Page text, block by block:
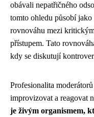
obávali nepatřičného
tomto ohledu působí
rovnováhu mezi
přístupem. Tato
kdy se diskutují
Profesionalita
improvizovat a reagovat
je živým organismem,